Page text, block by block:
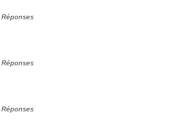
Réponses
Réponses
Réponses